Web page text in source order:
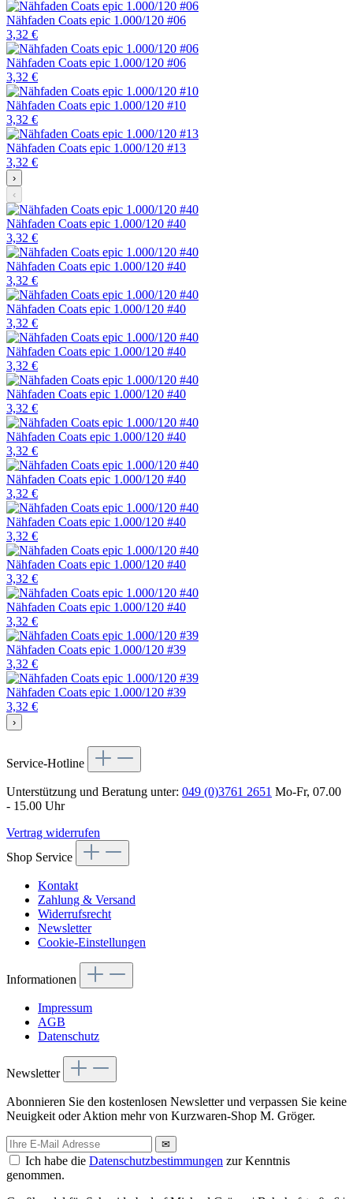
Nähfaden Coats epic 1.000/120 #06
3,32 €
Nähfaden Coats epic 1.000/120 #06
3,32 €
Nähfaden Coats epic 1.000/120 #10
3,32 €
Nähfaden Coats epic 1.000/120 #13
3,32 €
›
‹
Nähfaden Coats epic 1.000/120 #40
3,32 €
Nähfaden Coats epic 1.000/120 #40
3,32 €
Nähfaden Coats epic 1.000/120 #40
3,32 €
Nähfaden Coats epic 1.000/120 #40
3,32 €
Nähfaden Coats epic 1.000/120 #40
3,32 €
Nähfaden Coats epic 1.000/120 #40
3,32 €
Nähfaden Coats epic 1.000/120 #40
3,32 €
Nähfaden Coats epic 1.000/120 #40
3,32 €
Nähfaden Coats epic 1.000/120 #40
3,32 €
Nähfaden Coats epic 1.000/120 #40
3,32 €
Nähfaden Coats epic 1.000/120 #39
3,32 €
Nähfaden Coats epic 1.000/120 #39
3,32 €
›
Service-Hotline
Unterstützung und Beratung unter: 049 (0)3761 2651 Mo-Fr, 07.00
- 15.00 Uhr
Vertrag widerrufen
Shop Service
Kontakt
Zahlung & Versand
Widerrufsrecht
Newsletter
Cookie-Einstellungen
Informationen
Impressum
AGB
Datenschutz
Newsletter
Abonnieren Sie den kostenlosen Newsletter und verpassen Sie keine
Neuigkeit oder Aktion mehr von Kurzwaren-Shop M. Gröger.
✉
Ich habe die Datenschutzbestimmungen zur Kenntnis
genommen.